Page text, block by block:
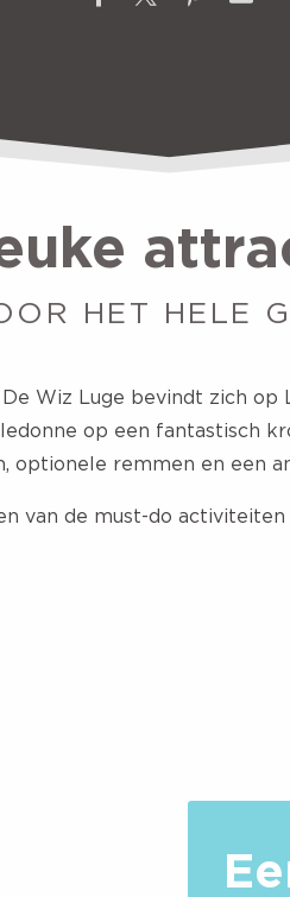
HET HELE
Wiz Luge bevindt zich
op een fantastisch
optionele remmen en een
van de must-do